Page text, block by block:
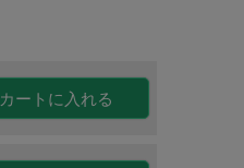
カートに入れる